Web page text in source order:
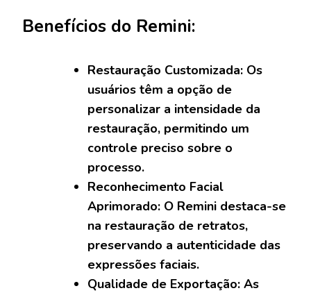
Benefícios do Remini:
Restauração Customizada: Os
usuários têm a opção de
personalizar a intensidade da
restauração, permitindo um
controle preciso sobre o
processo.
Reconhecimento Facial
Aprimorado: O Remini destaca-se
na restauração de retratos,
preservando a autenticidade das
expressões faciais.
Qualidade de Exportação: As